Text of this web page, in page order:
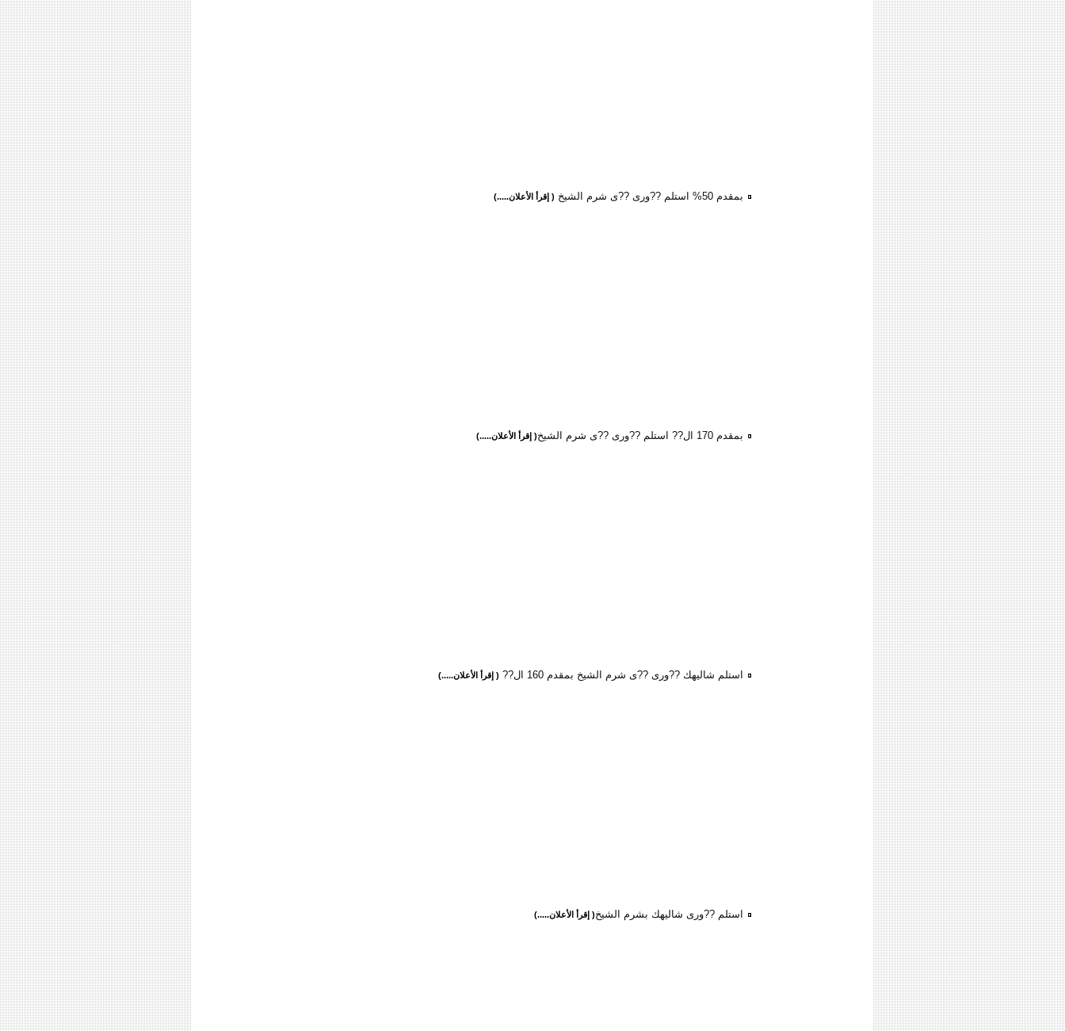
بمقدم 50% استلم ??ورى ??ى شرم الشيخ ( إقرأ الأعلان.....)
بمقدم 170 ال?? استلم ??ورى ??ى شرم الشيخ ( إقرأ الأعلان.....)
استلم شاليهك ??ورى ??ى شرم الشيخ بمقدم 160 ال?? ( إقرأ الأعلان.....)
استلم ??ورى شاليهك بشرم الشيخ( إقرأ الأعلان.....)